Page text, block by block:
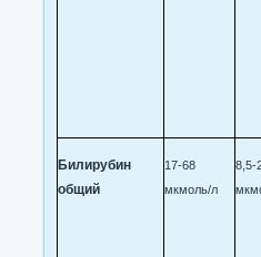
Билирубин
общий
17-68
мкмоль/л
8,5-